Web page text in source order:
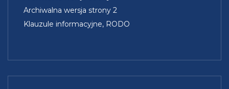
Archiwalna wersja strony 2
Klauzule informacyjne, RODO